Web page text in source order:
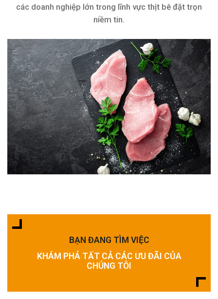
các doanh nghiệp lớn trong lĩnh vực thịt bê đặt trọn
niềm tin.
BẠN ĐANG TÌM VIỆC
KHÁM PHÁ TẤT CẢ CÁC ƯU ĐÃI CỦA
CHÚNG TÔI